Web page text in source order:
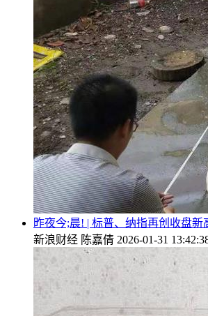
昨夜今;晨! | 标普、纳指再创收盘新
新浪财经 陈嘉倩 2026-01-31